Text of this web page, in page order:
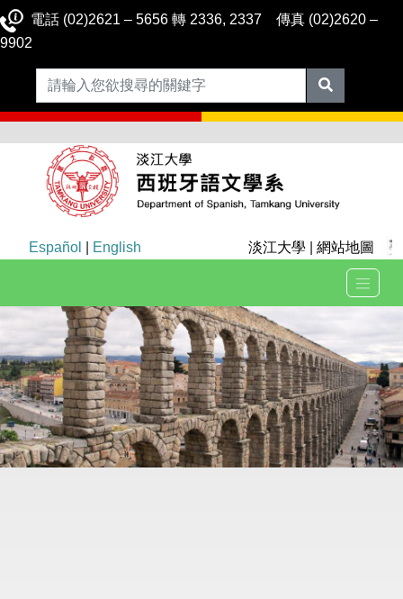
電話 (02)2621 – 5656 轉 2336, 2337 傳真 (02)2620 –
9902
Español English 淡江大學 網站地圖